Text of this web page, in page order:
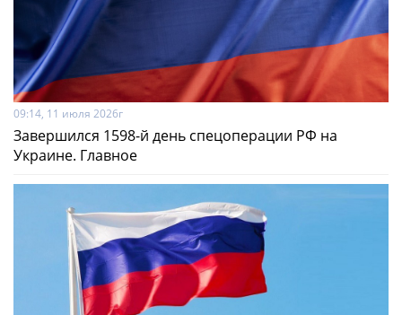
09:14, 11 июля 2026г
Завершился 1598-й день спецоперации РФ на
Украине. Главное